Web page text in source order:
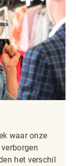
waar onze
het verschil